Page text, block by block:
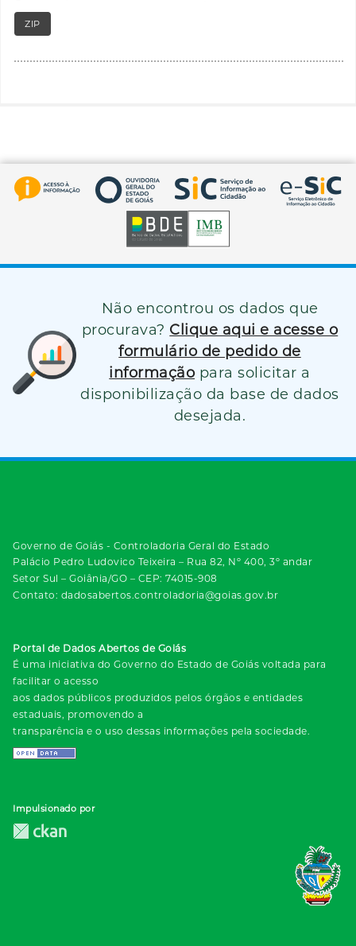
ZIP
Não encontrou os dados que
procurava? Clique aqui e acesse o
formulário de pedido de
informação para solicitar a
disponibilização da base de dados
desejada.
Governo de Goiás - Controladoria Geral do Estado
Palácio Pedro Ludovico Teixeira – Rua 82, Nº 400, 3º andar
Setor Sul – Goiânia/GO – CEP: 74015-908
Contato: dadosabertos.controladoria@goias.gov.br
Portal de Dados Abertos de Goiás
É uma iniciativa do Governo do Estado de Goiás voltada para
facilitar o acesso
aos dados públicos produzidos pelos órgãos e entidades
estaduais, promovendo a
transparência e o uso dessas informações pela sociedade.
Impulsionado por